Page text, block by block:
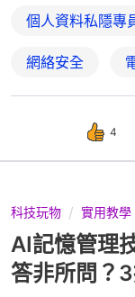
個人資料私隱專
網絡安全
4
科技玩物 實用教學
AI記憶管理
答非所問？